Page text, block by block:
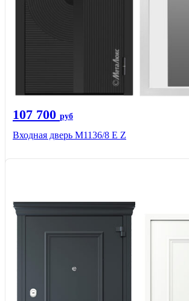
107 700 руб
Входная дверь М1136/8 Е Z